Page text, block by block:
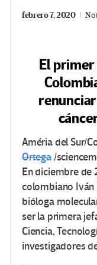
febrero 7, 2020
El
Améria del Sur/
Ortega/
En diciembre de
colombiano Iván
bióloga
ser la primera
Ciencia,
investigadores